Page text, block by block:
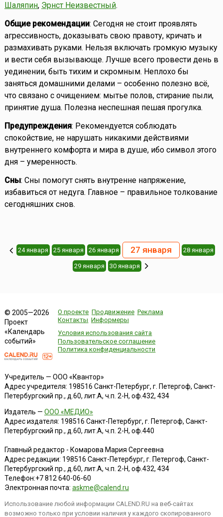
Шаляпин, Эрнст Неизвестный.
Общие рекомендации: Сегодня не стоит проявлять
агрессивность, доказывать свою правоту, кричать и
размахивать руками. Нельзя включать громкую музыку
и вести себя вызывающе. Лучше всего провести день в
уединении, быть тихим и скромным. Неплохо бы
заняться домашними делами – особенно полезно всё,
что связано с очищением: мытье полов, стирание пыли,
принятие душа. Полезна неспешная пешая прогулка.
Предупреждения: Рекомендуется соблюдать
спокойствие, не нарушать никакими действиями
внутреннего комфорта и мира в душе, ибо символ этого
дня – умеренность.
Сны: Сны помогут снять внутренне напряжение,
избавиться от недуга. Главное – правильное толкование
сегодняшних снов.
24 января 25 января 26 января 27 января 28 января
29 января 30 января
© 2005—2026
Проект
«Календарь
событий»
О проекте Продвижение Реклама
Контакты Информеры
Условия использования сайта
Пользовательское соглашение
Политика конфиденциальности
Учредитель — ООО «Квантор»
Адрес учредителя: 198516 Санкт-Петербург, г. Петергоф, Санкт-
Петербургский пр., д.60, лит.А, ч.п. 2-Н, оф.432, 434
Издатель — ООО «МЕДИО»
Адрес издателя: 198516 Санкт-Петербург, г. Петергоф, Санкт-
Петербургский пр., д.60, лит.А, ч.п. 2-Н, оф.440
Главный редактор - Комарова Мария Сергеевна
Адрес редакции: 198516 Санкт-Петербург, г. Петергоф, Санкт-
Петербургский пр., д.60, лит.А, ч.п. 2-Н, оф.432, 434
Телефон:+7 812 640-06-60
Электронная почта: askme@calend.ru
Использование любой информации CALEND.RU на веб-сайтах
возможно только при условии наличия у каждого скопированного